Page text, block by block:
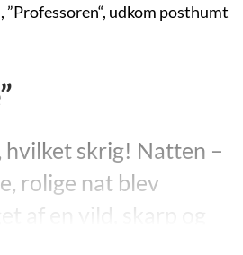
udkom posthumt
hvilket skrig! Natten –
rolige nat blev
af en vild, skarp og